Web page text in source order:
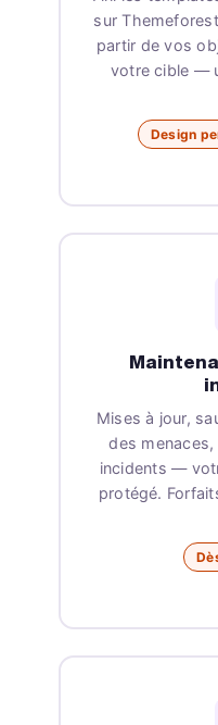
sur
partir de vos
votre cible —
Design
Mises à jour,
des
incidents —
protégé.